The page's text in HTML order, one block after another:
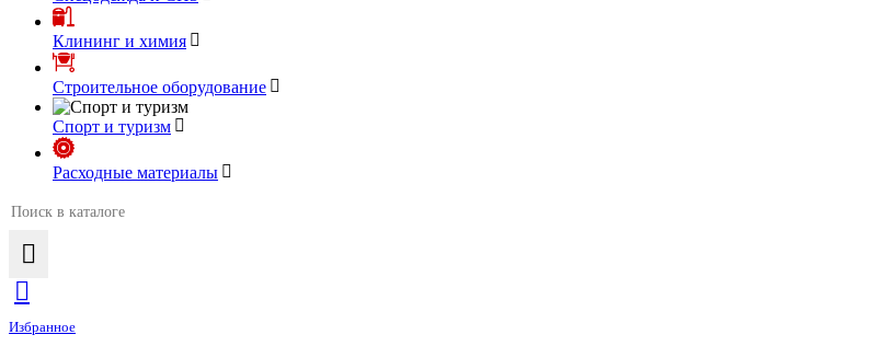
Клининг и химия
Строительное оборудование
Спорт и туризм
Расходные материалы
Избранное